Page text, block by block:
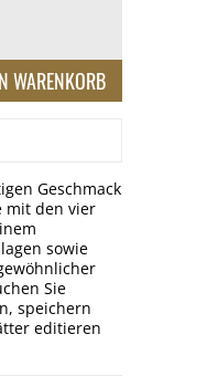
Geschmack
mit den vier
sowie
Sie
speichern
editieren